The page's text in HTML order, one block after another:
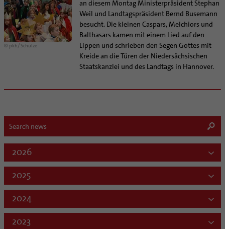
© pkh/ Schulze
an diesem Montag Ministerpräsident Stephan
Weil und Landtagspräsident Bernd Busemann
besucht. Die kleinen Caspars, Melchiors und
Balthasars kamen mit einem Lied auf den
Lippen und schrieben den Segen Gottes mit
Kreide an die Türen der Niedersächsischen
Staatskanzlei und des Landtags in Hannover.
2026
2025
2024
2023